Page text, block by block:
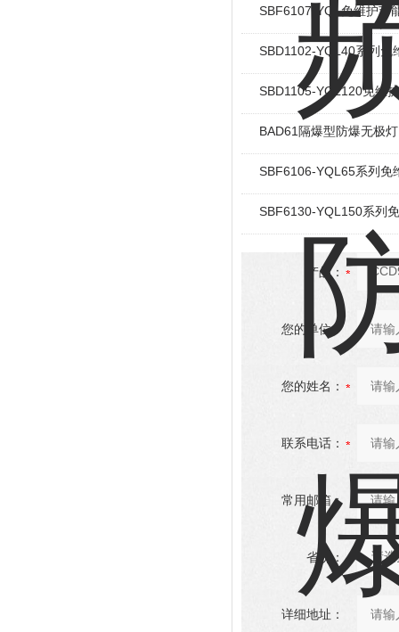
SBF6107-YQL免维护节
SBD1102-YQL40系列免
SBD1105-YQL120免维
BAD61隔爆型防爆无极灯
SBF6106-YQL65系列免
SBF6130-YQL150系列
产品：
您的单位：
您的姓名：
联系电话：
常用邮箱：
省份：
详细地址：